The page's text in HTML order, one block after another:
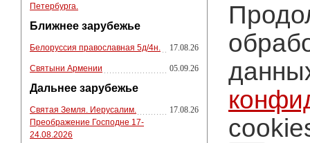
Петербурга.
Ближнее зарубежье
Белоруссия православная 5д/4н. 17.08.26
Святыни Армении 05.09.26
Дальнее зарубежье
Святая Земля. Иерусалим.
Преображение Господне 17-
24.08.2026
17.08.26